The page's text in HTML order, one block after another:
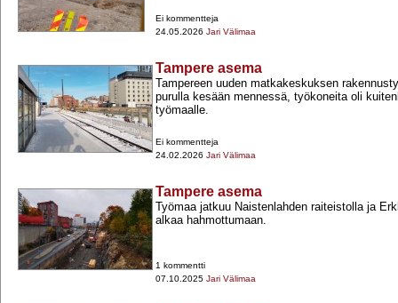
Ei kommentteja
24.05.2026 Jari Välimaa
Tampere asema
Tampereen uuden matkakeskuksen
purulla kesään mennessä, työkoneita oli
työmaalle.
Ei kommentteja
24.02.2026 Jari Välimaa
Tampere asema
Työmaa jatkuu Naistenlahden raiteistolla ja
alkaa hahmottumaan.
1 kommentti
07.10.2025 Jari Välimaa